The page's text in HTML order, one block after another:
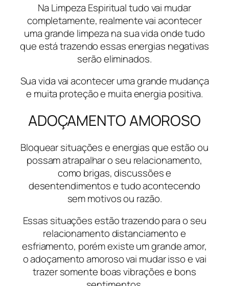
Na Limpeza Espiritual tudo vai mudar
completamente, realmente vai acontecer
uma grande limpeza na sua vida onde tudo
que está trazendo essas energias negativas
serão eliminados.
Sua vida vai acontecer uma grande mudança
e muita proteção e muita energia positiva.
ADOÇAMENTO AMOROSO
Bloquear situações e energias que estão ou
possam atrapalhar o seu relacionamento,
como brigas, discussões e
desentendimentos e tudo acontecendo
sem motivos ou razão.
Essas situações estão trazendo para o seu
relacionamento distanciamento e
esfriamento, porém existe um grande amor,
o adoçamento amoroso vai mudar isso e vai
trazer somente boas vibrações e bons